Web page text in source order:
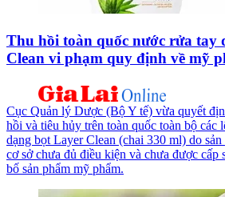
Thu hồi toàn quốc nước rửa tay
Clean vi phạm quy định về mỹ
Cục Quản lý Dược (Bộ Y tế) vừa quyết
hồi và tiêu hủy trên toàn quốc toàn bộ các
dạng bọt Layer Clean (chai 330 ml) do
cơ sở chưa đủ điều kiện và chưa được cấp
bố sản phẩm mỹ phẩm.